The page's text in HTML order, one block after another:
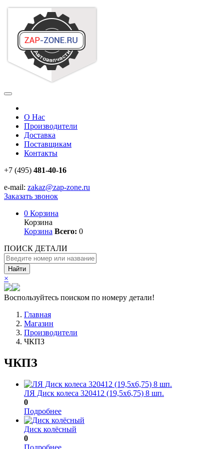
О Нас
Производители
Доставка
Поставщикам
Контакты
+7 (495) 481-40-16
e-mail: zakaz@zap-zone.ru
Заказать звонок
0 Корзина
Корзина
Корзина Всего: 0
ПОИСК ДЕТАЛИ
Найти
×
Воспользуйтесь поиском по номеру детали!
Главная
Магазин
Производители
ЧКПЗ
ЧКПЗ
ЛЯ Диск колеса 320412 (19,5х6,75) 8 шп.
0
Подробнее
Диск колёсный
0
Подробнее